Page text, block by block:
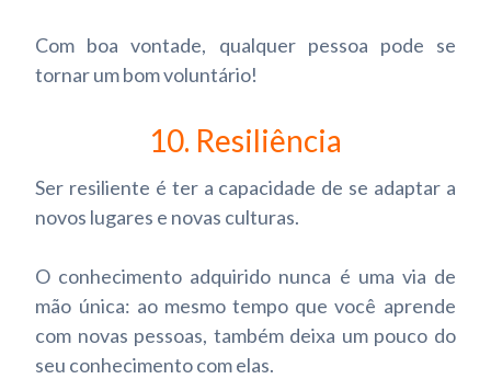
Com boa vontade, qualquer pessoa pode se
tornar um bom voluntário!
10. Resiliência
Ser resiliente é ter a capacidade de se adaptar a
novos lugares e novas culturas.
O conhecimento adquirido nunca é uma via de
mão única: ao mesmo tempo que você aprende
com novas pessoas, também deixa um pouco do
seu conhecimento com elas.